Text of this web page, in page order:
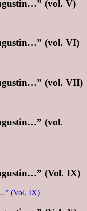
(vol. V)
(vol. VI)
(vol. VII)
(vol.
(Vol. IX)